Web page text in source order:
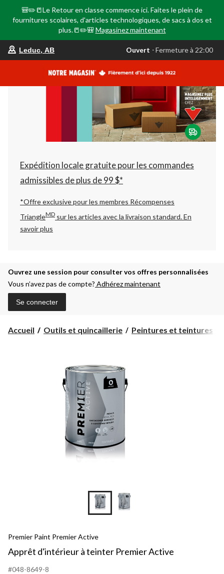
🎒✏️📒Le Retour en classe commence ici. Faites le plein de
fournitures scolaires, d'articles technologiques, de sacs à dos et
plus.📒✏️🎒 Magasinez maintenant
votre
est
AB,
Ouvert,
Fermeture
à
22:00
changer
Leduc, AB Ouvert ⋅ Fermeture à 22:00
Expédition locale gratuite pour les commandes
admissibles de plus de 99 $*
*Offre exclusive pour les membres Récompenses
TriangleMD sur les articles avec la livraison standard.En
savoir plus
Ouvrez une session pour consulter vos offres personnalisées
Vous n’avez pas de compte? Adhérez maintenant
Se connecter
Accueil Outils et quincaillerie Peintures et teintures
Premier Paint Premier Active
Apprêt d'intérieur à teinter Premier Active
#048-8649-8